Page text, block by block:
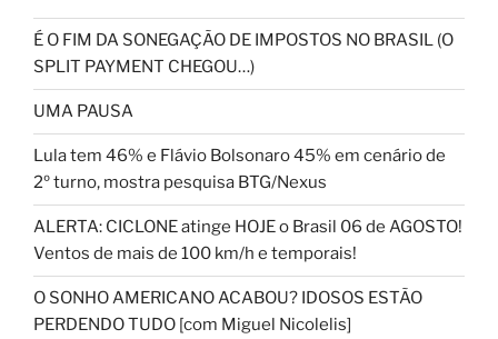
É O FIM DA SONEGAÇÃO DE IMPOSTOS NO BRASIL (O
SPLIT PAYMENT CHEGOU…)
UMA PAUSA
Lula tem 46% e Flávio Bolsonaro 45% em cenário de
2º turno, mostra pesquisa BTG/Nexus
ALERTA: CICLONE atinge HOJE o Brasil 06 de AGOSTO!
Ventos de mais de 100 km/h e temporais!
O SONHO AMERICANO ACABOU? IDOSOS ESTÃO
PERDENDO TUDO [com Miguel Nicolelis]